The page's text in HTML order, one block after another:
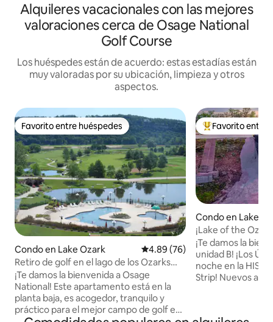
Alquileres vacacionales con las mejores
valoraciones cerca de Osage National
Golf Course
Los huéspedes están de acuerdo: estas estadías están
muy valoradas por su ubicación, limpieza y otros
aspectos.
Favorito entre huéspedes
Favorito entre huéspedes
Condo en Lake Ozark Calificación promedio: 4.89 de
4.89 (76)
Retiro de golf en el lago de los Ozarks
con opciones de barco.
¡Te damos la bienvenida a Osage
National! Este apartamento está en la
planta baja, es acogedor, tranquilo y
práctico para el mejor campo de golf en
Favorito entre
Favorito entre
Condo en Lake
¡Lake of the
vacaciones en la
¡Te damos la
unidad B! ¡Los ÚNICOS alquileres por
noche en la
Strip! Nuevos